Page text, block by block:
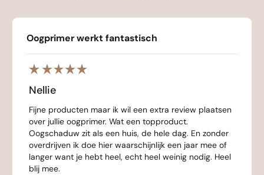
Oogprimer werkt fantastisch
Nellie
Fijne producten maar ik wil een extra review plaatsen
over jullie oogprimer. Wat een topproduct.
Oogschaduw zit als een huis, de hele dag. En zonder
overdrijven ik doe hier waarschijnlijk een jaar mee of
langer want je hebt heel, echt heel weinig nodig. Heel
blij mee.